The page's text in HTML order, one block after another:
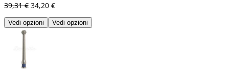
39,31 € 34,20 €
Vedi opzioni Vedi opzioni